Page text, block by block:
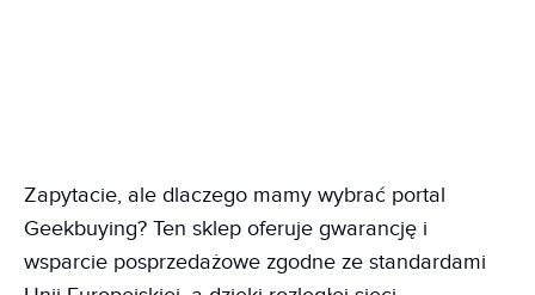
Zapytacie, ale dlaczego mamy wybrać portal
Geekbuying? Ten sklep oferuje gwarancję i
wsparcie posprzedażowe zgodne ze standardami